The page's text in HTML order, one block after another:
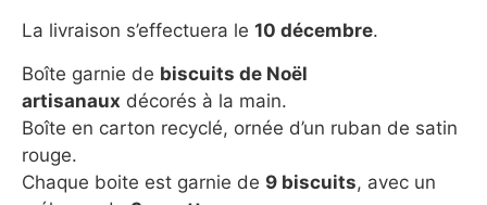
La livraison s’effectuera le 10 décembre.
Boîte garnie de biscuits de Noël
artisanaux décorés à la main.
Boîte en carton recyclé, ornée d’un ruban de satin
rouge.
Chaque boite est garnie de 9 biscuits, avec un